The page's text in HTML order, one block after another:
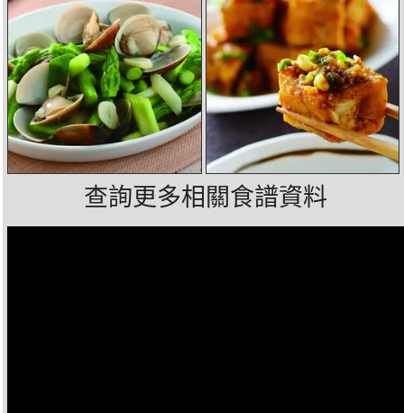
查詢更多相關食譜資料